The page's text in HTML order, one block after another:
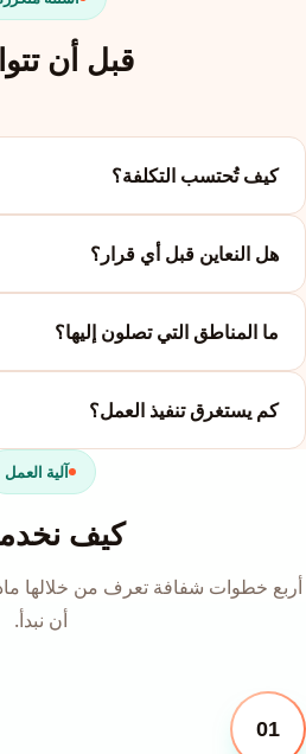
قبل أن
كيف تُحتسب التكلفة؟
هل النعاين قبل أي قرار؟
ما المناطق التي تصلون إليها؟
كم يستغرق تنفيذ العمل؟
آلية العمل
كيف
أربع خطوات شفافة تعرف من خلالها
أن نبدأ.
01